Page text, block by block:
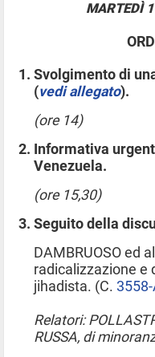
MARTEDÌ
Svolgimento di
(vedi allegato).
(ore 14)
Informativa
Venezuela.
(ore 15,30)
Seguito della
DAMBRUOSO ed
radicalizzazione e
jihadista. (C.
Relatori:
RUSSA, di